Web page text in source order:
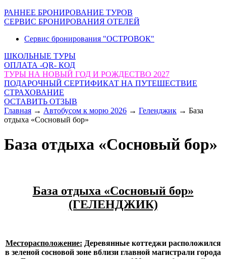
РАННЕЕ БРОНИРОВАНИЕ ТУРОВ
СЕРВИС БРОНИРОВАНИЯ ОТЕЛЕЙ
Сервис бронирования "ОСТРОВОК"
ШКОЛЬНЫЕ ТУРЫ
ОПЛАТА -QR- КОД
ТУРЫ НА НОВЫЙ ГОД И РОЖДЕСТВО 2027
ПОДАРОЧНЫЙ СЕРТИФИКАТ НА ПУТЕШЕСТВИЕ
СТРАХОВАНИЕ
ОСТАВИТЬ ОТЗЫВ
Главная → Автобусом к морю 2026 → Геленджик → База
отдыха «Сосновый бор»
База отдыха «Сосновый бор»
База отдыха «Сосновый бор»
(ГЕЛЕНДЖИК)
Месторасположение: Деревянные коттеджи расположился
в зеленой сосновой зоне вблизи главной магистрали города